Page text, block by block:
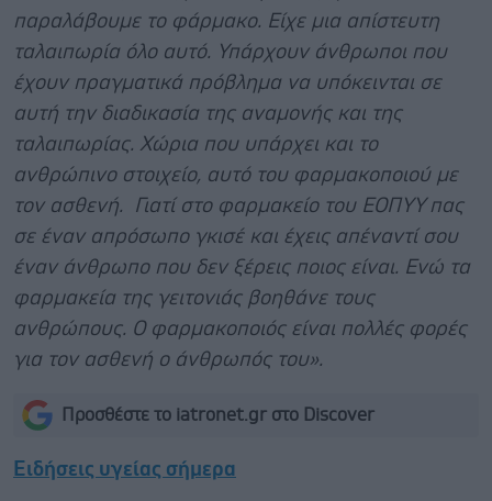
παραλάβουμε το φάρμακο. Είχε μια απίστευτη
ταλαιπωρία όλο αυτό. Υπάρχουν άνθρωποι που
έχουν πραγματικά πρόβλημα να υπόκεινται σε
αυτή την διαδικασία της αναμονής και της
ταλαιπωρίας. Χώρια που υπάρχει και το
ανθρώπινο στοιχείο, αυτό του φαρμακοποιού με
τον ασθενή. Γιατί στο φαρμακείο του ΕΟΠΥΥ πας
σε έναν απρόσωπο γκισέ και έχεις απέναντί σου
έναν άνθρωπο που δεν ξέρεις ποιος είναι. Ενώ τα
φαρμακεία της γειτονιάς βοηθάνε τους
ανθρώπους. Ο φαρμακοποιός είναι πολλές φορές
για τον ασθενή ο άνθρωπός του».
Προσθέστε το iatronet.gr στο Discover
Ειδήσεις υγείας σήμερα